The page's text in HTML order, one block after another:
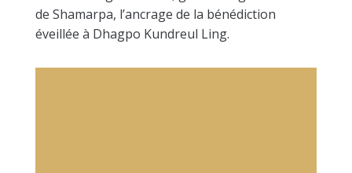
de Shamarpa, l’ancrage de la bénédiction
éveillée à Dhagpo Kundreul Ling.